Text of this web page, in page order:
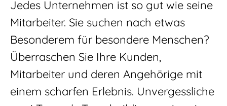
Jedes Unternehmen ist so gut wie seine
Mitarbeiter. Sie suchen nach etwas
Besonderem für besondere Menschen?
Überraschen Sie Ihre Kunden,
Mitarbeiter und deren Angehörige mit
einem scharfen Erlebnis. Unvergessliche